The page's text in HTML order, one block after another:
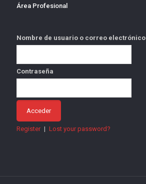
Área Profesional
Nombre de usuario o correo electrónico
Contraseña
Register | Lost your password?